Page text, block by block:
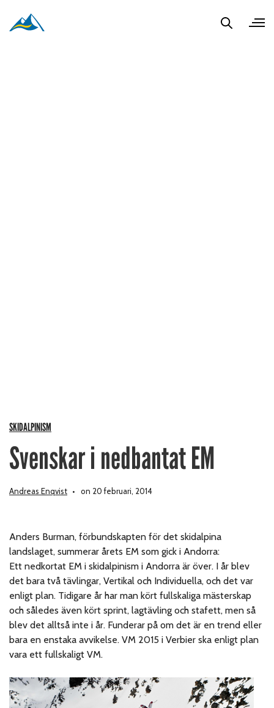
SKIDALPINISM
Svenskar i nedbantat EM
Andreas Enqvist on 20 februari, 2014
Anders Burman, förbundskapten för det skidalpina
landslaget, summerar årets EM som gick i Andorra:
Ett nedkortat EM i skidalpinism i Andorra är över. I år blev
det bara två tävlingar, Vertikal och Individuella, och det var
enligt plan. Tidigare år har man kört fullskaliga mästerskap
och således även kört sprint, lagtävling och stafett, men så
blev det alltså inte i år. Funderar på om det är en trend eller
bara en enstaka avvikelse. VM 2015 i Verbier ska enligt plan
vara ett fullskaligt VM.